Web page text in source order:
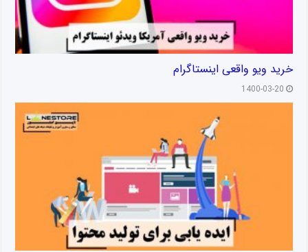
خرید ویو واقعی اینستاگرام
1400-03-20